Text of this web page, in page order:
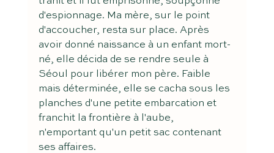
d'espionnage. Ma mère, sur le point
d'accoucher, resta sur place. Après
avoir donné naissance à un enfant mort-
né, elle décida de se rendre seule à
Séoul pour libérer mon père. Faible
mais déterminée, elle se cacha sous les
planches d'une petite embarcation et
franchit la frontière à l'aube,
n'emportant qu'un petit sac contenant
ses affaires.